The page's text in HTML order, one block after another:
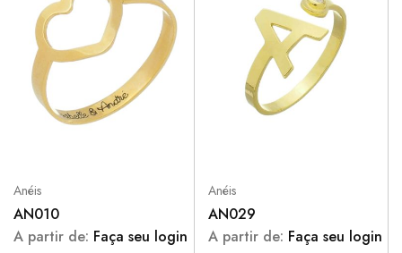
Anéis
AN010
A partir de: Faça seu login
Anéis
AN029
A partir de: Faça seu login